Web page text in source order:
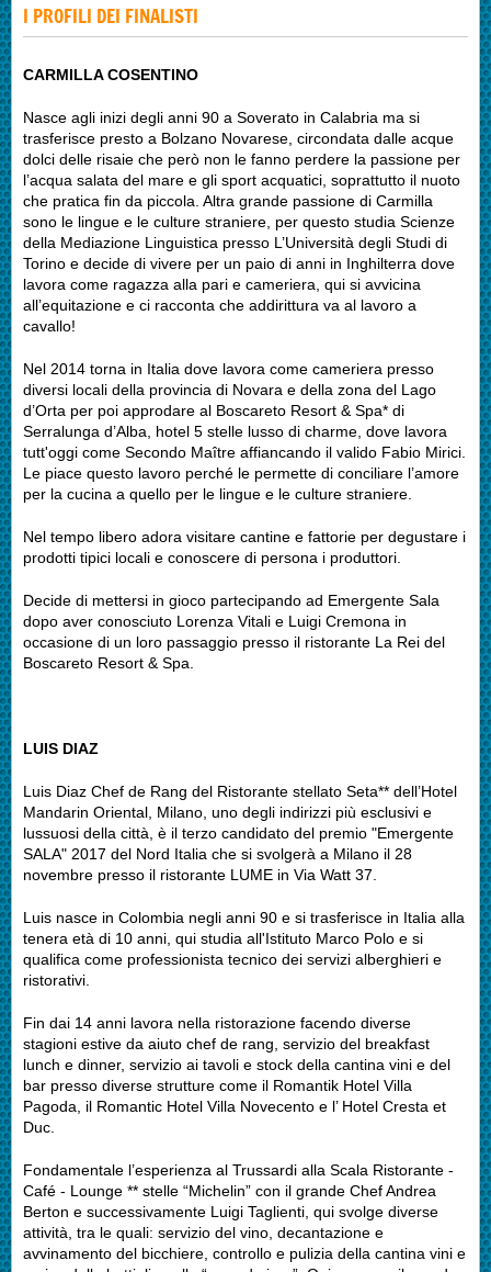
I PROFILI DEI FINALISTI
CARMILLA COSENTINO
Nasce agli inizi degli anni 90 a Soverato in Calabria ma si
trasferisce presto a Bolzano Novarese, circondata dalle acque
dolci delle risaie che però non le fanno perdere la passione per
l’acqua salata del mare e gli sport acquatici, soprattutto il nuoto
che pratica fin da piccola. Altra grande passione di Carmilla
sono le lingue e le culture straniere, per questo studia Scienze
della Mediazione Linguistica presso L’Università degli Studi di
Torino e decide di vivere per un paio di anni in Inghilterra dove
lavora come ragazza alla pari e cameriera, qui si avvicina
all’equitazione e ci racconta che addirittura va al lavoro a
cavallo!
Nel 2014 torna in Italia dove lavora come cameriera presso
diversi locali della provincia di Novara e della zona del Lago
d’Orta per poi approdare al Boscareto Resort & Spa* di
Serralunga d’Alba, hotel 5 stelle lusso di charme, dove lavora
tutt'oggi come Secondo Maître affiancando il valido Fabio Mirici.
Le piace questo lavoro perché le permette di conciliare l’amore
per la cucina a quello per le lingue e le culture straniere.
Nel tempo libero adora visitare cantine e fattorie per degustare i
prodotti tipici locali e conoscere di persona i produttori.
Decide di mettersi in gioco partecipando ad Emergente Sala
dopo aver conosciuto Lorenza Vitali e Luigi Cremona in
occasione di un loro passaggio presso il ristorante La Rei del
Boscareto Resort & Spa.
LUIS DIAZ
Luis Diaz Chef de Rang del Ristorante stellato Seta** dell’Hotel
Mandarin Oriental, Milano, uno degli indirizzi più esclusivi e
lussuosi della città, è il terzo candidato del premio "Emergente
SALA" 2017 del Nord Italia che si svolgerà a Milano il 28
novembre presso il ristorante LUME in Via Watt 37.
Luis nasce in Colombia negli anni 90 e si trasferisce in Italia alla
tenera età di 10 anni, qui studia all'Istituto Marco Polo e si
qualifica come professionista tecnico dei servizi alberghieri e
ristorativi.
Fin dai 14 anni lavora nella ristorazione facendo diverse
stagioni estive da aiuto chef de rang, servizio del breakfast
lunch e dinner, servizio ai tavoli e stock della cantina vini e del
bar presso diverse strutture come il Romantik Hotel Villa
Pagoda, il Romantic Hotel Villa Novecento e l’ Hotel Cresta et
Duc.
Fondamentale l’esperienza al Trussardi alla Scala Ristorante -
Café - Lounge ** stelle “Michelin” con il grande Chef Andrea
Berton e successivamente Luigi Taglienti, qui svolge diverse
attività, tra le quali: servizio del vino, decantazione e
avvinamento del bicchiere, controllo e pulizia della cantina vini e